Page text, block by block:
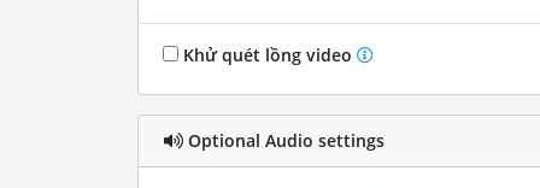
Khử quét lồng video
Optional Audio settings